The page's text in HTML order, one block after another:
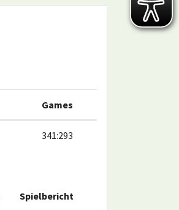
Games
341:293
Spielbericht